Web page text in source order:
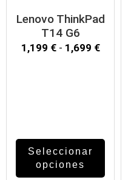
Lenovo ThinkPad
T14 G6
1,199 € - 1,699 €
Seleccionar
opciones